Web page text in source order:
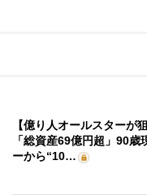
【億り人オールスターが
「総資産69億円超」90歳
ーから“10…